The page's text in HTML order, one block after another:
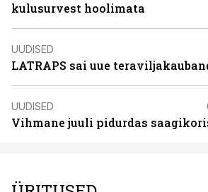
kulusurvest hoolimata
UUDISED
LATRAPS sai uue
UUDISED
Vihmane juuli pidurdas